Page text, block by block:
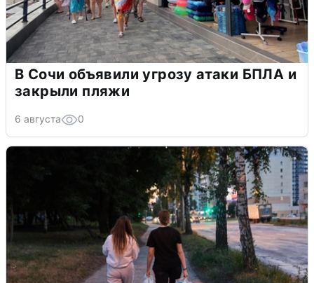
В Сочи объявили угрозу атаки БПЛА и
закрыли пляжи
6 августа 0